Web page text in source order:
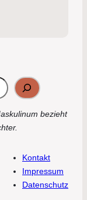
bezieht
Kontakt
Impressum
Datenschutz